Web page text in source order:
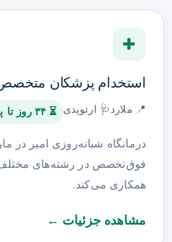
✚
استخدام پزشکان
📍 ملارد🩺 ارتوپدی ⏳ ۳۴ روز تا پایان اعتبار
درمانگاه شبانه‌روزی امیر در
فوق‌تخصص در رشته‌های مختلف
همکاری می‌کند.
مشاهده جزئیات ←